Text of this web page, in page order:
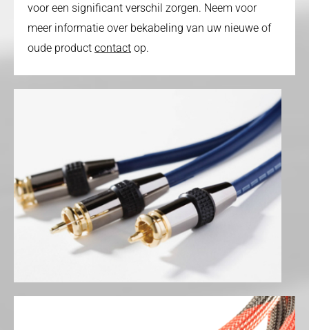
voor een significant verschil zorgen. Neem voor
meer informatie over bekabeling van uw nieuwe of
oude product contact op.